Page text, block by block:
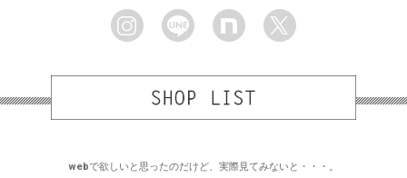
webで欲しいと思ったのだけど、実際見てみないと・・・。